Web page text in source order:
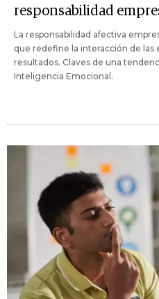
responsabilidad
La responsabilidad afectiva
que redefine la interacción de las
resultados. Claves de una
Inteligencia Emocional.